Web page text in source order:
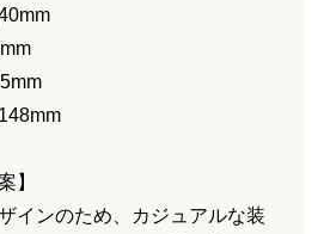
】
インのため、カジュアルな装